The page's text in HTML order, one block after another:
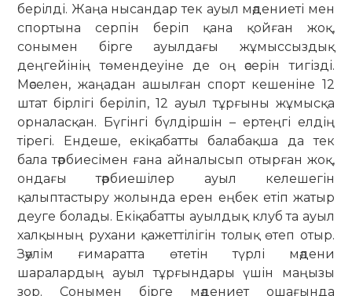
берілді. Жаңа нысандар тек ауыл мәдениеті мен
спортына серпін беріп қана қойған жоқ,
сонымен бірге ауылдағы жұмыссыздық
деңгейінің төмендеуіне де оң әсерін тигізді.
Мәселен, жаңадан ашылған спорт кешеніне 12
штат бірлігі беріліп, 12 ауыл тұрғыны жұмысқа
орналасқан. Бүгінгі бүлдіршін – ертеңгі елдің
тірегі. Ендеше, екіқабатты балабақша да тек
бала тәрбиесімен ғана айналысып отырған жоқ,
ондағы тәрбиешілер ауыл келешегін
қалыптастыру жолында ерен еңбек етіп жатыр
деуге болады. Екіқабатты ауылдық клуб та ауыл
халқының рухани қажеттілігін толық өтеп отыр.
Зәулім ғимаратта өтетін түрлі мәдени
шаралардың ауыл тұрғындары үшін маңызы
зор. Сонымен бірге мәдениет ошағында